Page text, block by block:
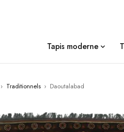
Tapis moderne
› Traditionnels › Daoutalabad